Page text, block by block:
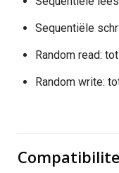
Sequentiële
Random read:
Random write: